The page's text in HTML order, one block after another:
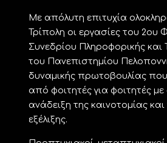
Με απόλυτη επιτυχία
Τρίπολη οι εργασίες του 2ου
Συνεδρίου Πληροφορικής και
του Πανεπιστημίου
δυναμικής πρωτοβουλίας
από φοιτητές για φοιτητές
ανάδειξη της καινοτομίας και
εξέλιξης.